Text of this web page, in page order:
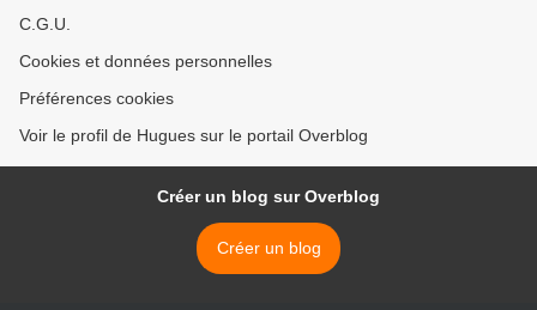
C.G.U.
Cookies et données personnelles
Préférences cookies
Voir le profil de Hugues sur le portail Overblog
Créer un blog sur Overblog
Créer un blog